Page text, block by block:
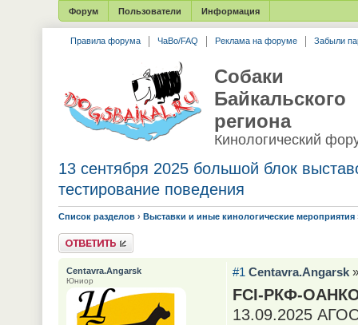
Форум Пользователи Информация
Правила форума ЧаВо/FAQ Реклама на форуме Забыли
Собаки
Байкальского
региона
Кинологический
13 сентября 2025 большой блок
тестирование поведения
Список разделов › Выставки и иные кинологические мероприятия
Ответить
#1 Centavra.Angarsk»
FCI-РКФ-
13.09.2025
Centavra.Angarsk
Юниор